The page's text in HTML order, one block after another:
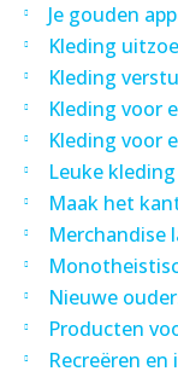
Je gouden
Kleding
Kleding
Kleding voor
Kleding voor
Leuke
Maak het
Merchandise
Nieuwe
Producten
Recreëren